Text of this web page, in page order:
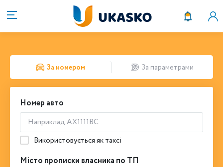
За номером За параметрами
Номер авто
Використовується як таксі
Місто прописки власника по ТП